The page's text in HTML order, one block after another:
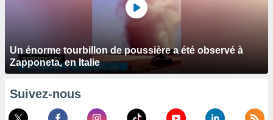
Un énorme tourbillon de poussière a été observé à
Zapponeta, en Italie
Suivez-nous